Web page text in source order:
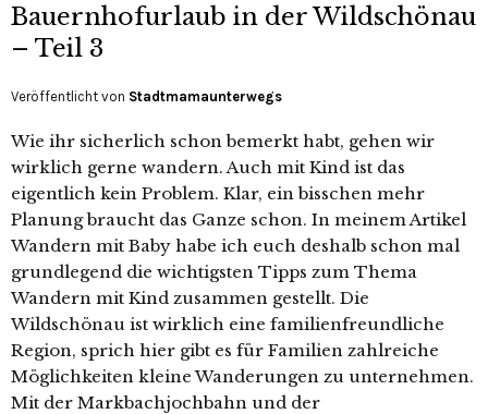
Bauernhofurlaub in der Wildschönau
– Teil 3
Veröffentlicht von Stadtmamaunterwegs
Wie ihr sicherlich schon bemerkt habt, gehen wir
wirklich gerne wandern. Auch mit Kind ist das
eigentlich kein Problem. Klar, ein bisschen mehr
Planung braucht das Ganze schon. In meinem Artikel
Wandern mit Baby habe ich euch deshalb schon mal
grundlegend die wichtigsten Tipps zum Thema
Wandern mit Kind zusammen gestellt. Die
Wildschönau ist wirklich eine familienfreundliche
Region, sprich hier gibt es für Familien zahlreiche
Möglichkeiten kleine Wanderungen zu unternehmen.
Mit der Markbachjochbahn und der